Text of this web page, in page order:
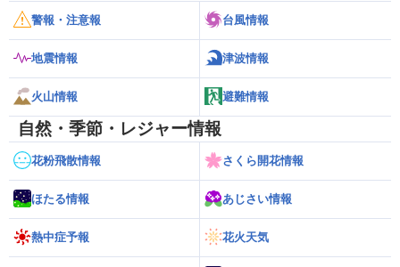
警報・注意報 台風情報
地震情報 津波情報
火山情報 避難情報
自然・季節・レジャー情報
花粉飛散情報 さくら開花情報
ほたる情報 あじさい情報
熱中症予報 花火天気